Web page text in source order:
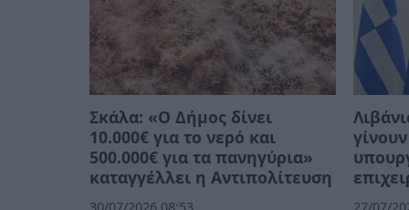
Σκάλα: «Ο Δήμος δίνει
10.000€ για το νερό και
500.000€ για τα πανηγύρια»
καταγγέλλει η Αντιπολίτευση